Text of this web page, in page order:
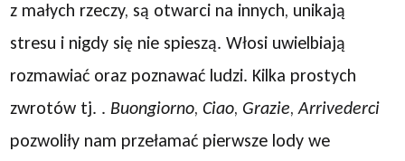
z małych rzeczy, są otwarci na innych, unikają
stresu i nigdy się nie spieszą. Włosi uwielbiają
rozmawiać oraz poznawać ludzi. Kilka prostych
zwrotów tj. . Buongiorno,Ciao, Grazie,Arrivederci
pozwoliły nam przełamać pierwsze lody we